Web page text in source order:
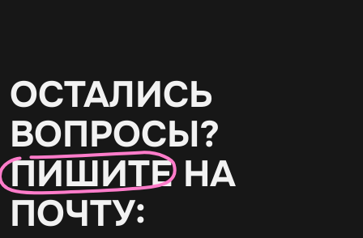
ОСТАЛИСЬ
ВОПРОСЫ?
ПИШИТЕНА
ПОЧТУ: